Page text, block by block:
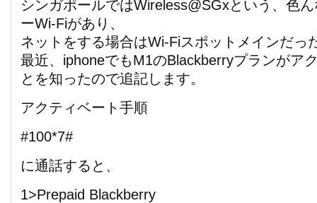
シンガポールではWireless@SGxという、色
ーWi-Fiがあり、
ネットをする場合はWi-Fiスポットメインだっ
最近、iphoneでもM1のBlackberryプランがア
とを知ったので追記します。
アクティベート手順
#100*7#
に通話すると、
1>Prepaid Blackberry